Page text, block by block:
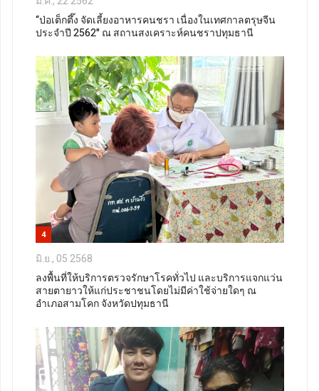
“ป่อเต็กตึ๊ง จัดเลี้ยงอาหารคนชรา เนื่องในเทศกาลตรุษจีน
ประจำปี 2562" ณ สถานสงเคราะห์คนชราปทุมธานี
4
มิ.ย., 05 2568
ลงพื้นที่ให้บริการตรวจรักษาโรคทั่วไป และบริการแจกแว่น
สายตายาวให้แก่ประชาชนโดยไม่มีค่าใช้จ่ายใดๆ ณ
อำเภอสามโคก จังหวัดปทุมธานี